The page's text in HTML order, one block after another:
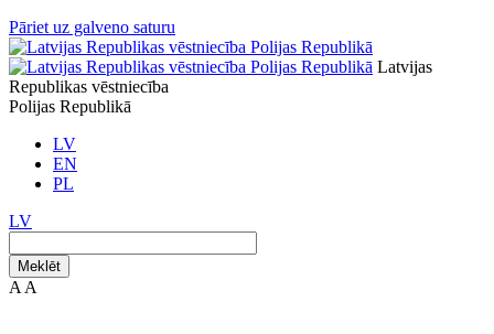
Pāriet uz galveno saturu
Latvijas
Republikas vēstniecība
Polijas Republikā
LV
EN
PL
LV
Meklēt
A A